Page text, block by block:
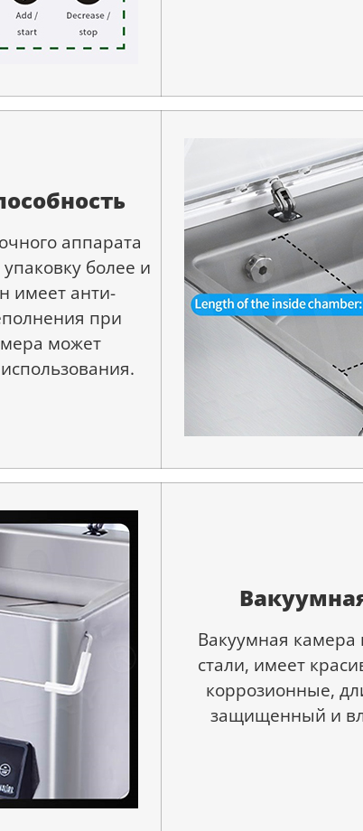
аппарата
более и
имеет анти-
при
может
Вакуумная камера
стали, имеет
коррозионные,
защищенный и